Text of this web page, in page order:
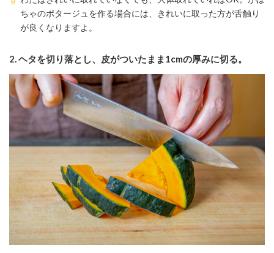
ちゃのポタージュを作る場合には、きれいに取った方が舌触り
が良くなりますよ。
2.ヘタを切り落とし、皮がついたまま1cmの厚みに切る。